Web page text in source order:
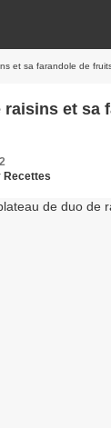
et sa farandole de
raisins et sa
Recettes